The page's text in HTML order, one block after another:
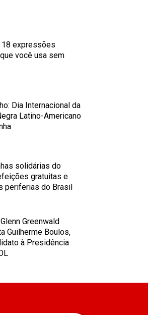
18 expressões
você usa sem
Dia Internacional da
Latino-Americano
solidárias do
gratuitas e
periferias do Brasil
Greenwald
Guilherme Boulos,
à Presidência